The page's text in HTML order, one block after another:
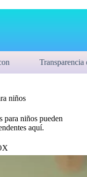
Transparencia
niños
para niños pueden
aquí.